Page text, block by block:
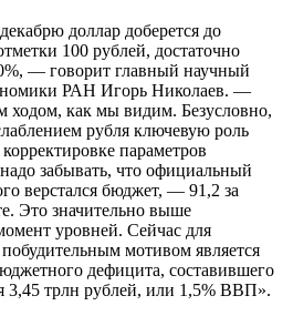
доллар доберется до
100 рублей, достаточно
— говорит главный научный
РАН Игорь Николаев. —
ходом, как мы видим. Безусловно,
рубля ключевую роль
параметров
забывать, что официальный
верстался бюджет, — 91,2 за
Это значительно выше
уровней. Сейчас для
мотивом является
дефицита, составившего
3,45 трлн рублей, или 1,5% ВВП».